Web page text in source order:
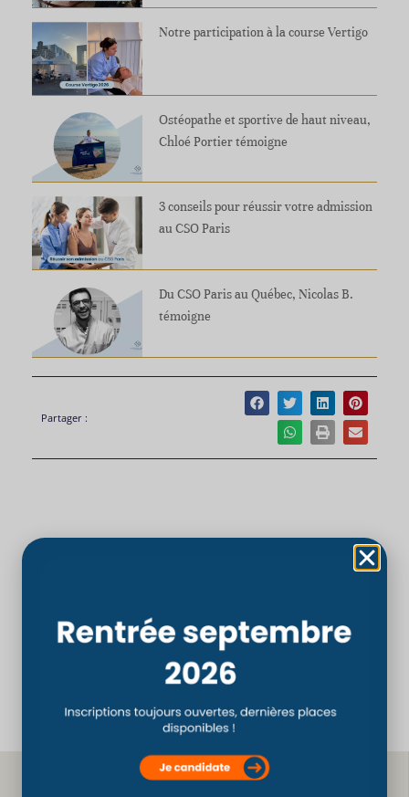
Notre participation à la course Vertigo
Ostéopathe et sportive de haut niveau,
Chloé Portier témoigne
3 conseils pour réussir votre admission
au CSO Paris
Du CSO Paris au Québec, Nicolas B.
témoigne
Partager :
PRÉCÉDENT
SALON DE L’ÉTUDIANT : 7-8 octobre 2023
SUIVANT
OIA : Assemblée annuelle 2023
Téléchargez
Les bonnes raisons